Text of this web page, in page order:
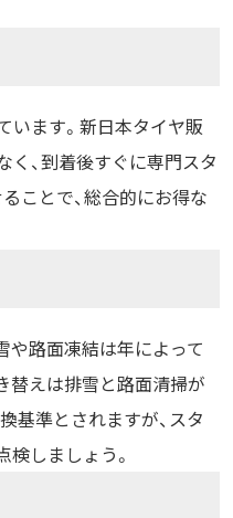
います。新日本タイヤ販
、到着後すぐに専門スタ
ことで、総合的にお得な
路面凍結は年によって
替えは排雪と路面清掃が
基準とされますが、スタ
しましょう。